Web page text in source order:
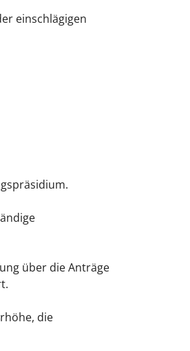
einschlägigen
über die Anträge
die